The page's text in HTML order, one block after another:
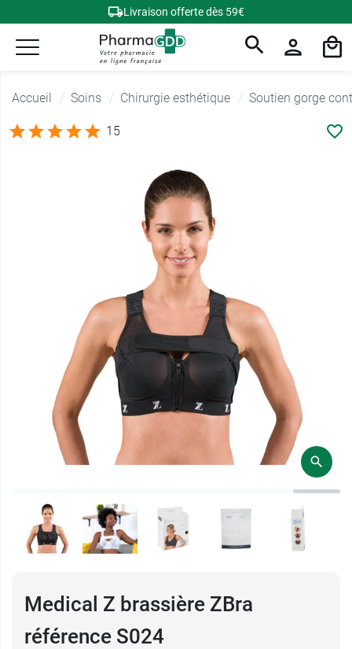
Livraison offerte dès 59€
Accueil Soins Chirurgie esthétique Soutien gorge
15
Medical Z brassière ZBra
référence S024